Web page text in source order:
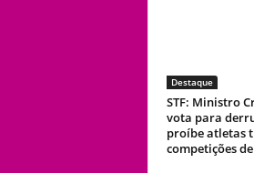
Destaque
STF: Ministro
vota para
proíbe atletas
competições